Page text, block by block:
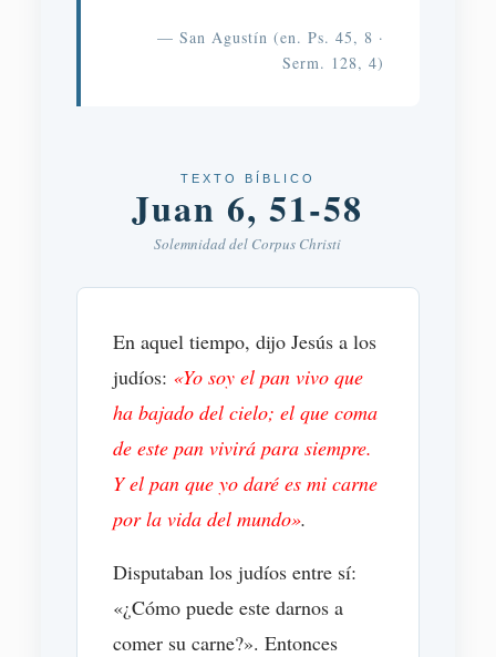
— San Agustín (en. Ps. 45, 8 ·
Serm. 128, 4)
TEXTO BÍBLICO
Juan 6, 51-58
Solemnidad del Corpus Christi
En aquel tiempo, dijo Jesús a los
judíos: «Yo soy el pan vivo que
ha bajado del cielo; el que coma
de este pan vivirá para siempre.
Y el pan que yo daré es mi carne
por la vida del mundo».
Disputaban los judíos entre sí:
«¿Cómo puede este darnos a
comer su carne?». Entonces